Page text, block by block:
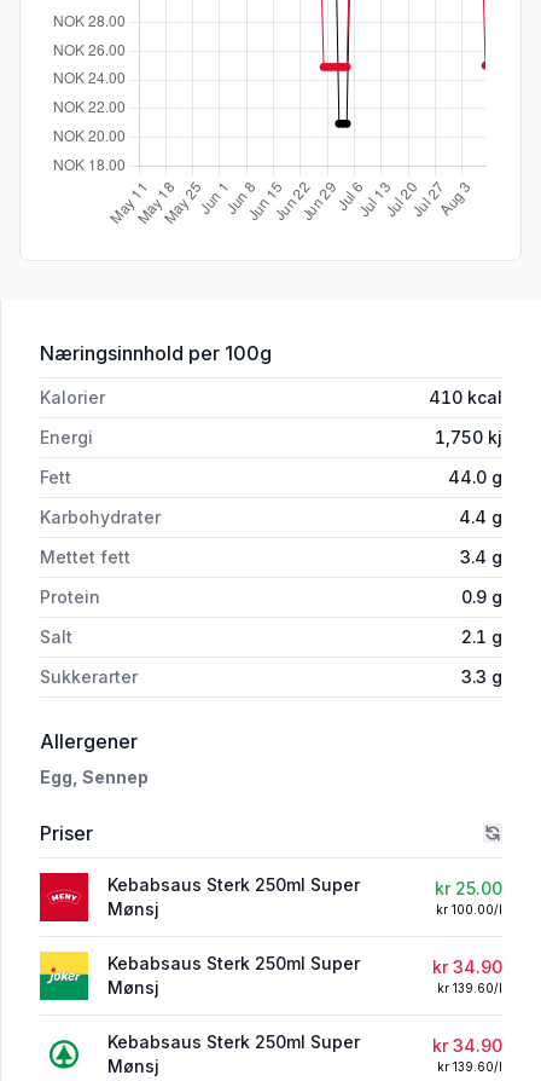
Næringsinnhold for 'Kebabsaus Sterk 250ml Super
per 100g
Kalorier 410 kcal
Energi
1,750 kj
Fett
44.0 g
Karbohydrater
4.4 g
Mettet fett
3.4 g
Protein
0.9 g
Salt
2.1 g
Sukkerarter
3.3 g
Allergeneri 'Kebabsaus Sterk 250ml Super Mønsj'
Egg, Sennep
Priser
Kebabsaus Sterk 250ml Super
Mønsj
kr 25.00
kr 100.00/l
Kebabsaus Sterk 250ml Super
Mønsj
kr 34.90
kr 139.60/l
Kebabsaus Sterk 250ml Super
Mønsj
kr 34.90
kr 139.60/l